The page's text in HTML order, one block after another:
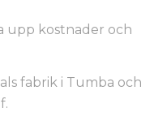
upp kostnader och
fabrik i Tumba och